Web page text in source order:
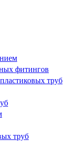
фитингов
труб
труб